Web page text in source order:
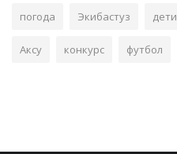
погода Экибастуз дети
Аксу конкурс футбол